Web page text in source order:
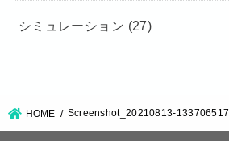
シミュレーション (27)
HOME Screenshot_20210813-133706517